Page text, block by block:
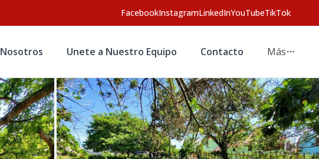
FacebookInstagramLinkedInYouTubeTikTok
Nosotros Unete a Nuestro Equipo Contacto Más